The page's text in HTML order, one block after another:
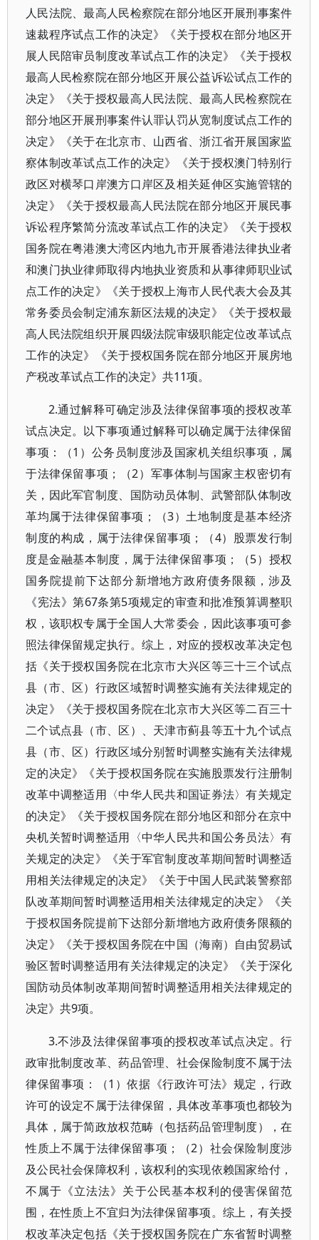
人民法院、最高人民检察院在部分地区开展刑事案件
速裁程序试点工作的决定》《关于授权在部分地区开
展人民陪审员制度改革试点工作的决定》《关于授权
最高人民检察院在部分地区开展公益诉讼试点工作的
决定》《关于授权最高人民法院、最高人民检察院在
部分地区开展刑事案件认罪认罚从宽制度试点工作的
决定》《关于在北京市、山西省、浙江省开展国家监
察体制改革试点工作的决定》《关于授权澳门特别行
政区对横琴口岸澳方口岸区及相关延伸区实施管辖的
决定》《关于授权最高人民法院在部分地区开展民事
诉讼程序繁简分流改革试点工作的决定》《关于授权
国务院在粤港澳大湾区内地九市开展香港法律执业者
和澳门执业律师取得内地执业资质和从事律师职业试
点工作的决定》《关于授权上海市人民代表大会及其
常务委员会制定浦东新区法规的决定》《关于授权最
高人民法院组织开展四级法院审级职能定位改革试点
工作的决定》《关于授权国务院在部分地区开展房地
产税改革试点工作的决定》共11项。
2.通过解释可确定涉及法律保留事项的授权改革
试点决定。以下事项通过解释可以确定属于法律保留
事项：（1）公务员制度涉及国家机关组织事项，属
于法律保留事项；（2）军事体制与国家主权密切有
关，因此军官制度、国防动员体制、武警部队体制改
革均属于法律保留事项；（3）土地制度是基本经济
制度的构成，属于法律保留事项；（4）股票发行制
度是金融基本制度，属于法律保留事项；（5）授权
国务院提前下达部分新增地方政府债务限额，涉及
《宪法》第67条第5项规定的审查和批准预算调整职
权，该职权专属于全国人大常委会，因此该事项可参
照法律保留规定执行。综上，对应的授权改革决定包
括《关于授权国务院在北京市大兴区等三十三个试点
县（市、区）行政区域暂时调整实施有关法律规定的
决定》《关于授权国务院在北京市大兴区等二百三十
二个试点县（市、区）、天津市蓟县等五十九个试点
县（市、区）行政区域分别暂时调整实施有关法律规
定的决定》《关于授权国务院在实施股票发行注册制
改革中调整适用〈中华人民共和国证券法〉有关规定
的决定》《关于授权国务院在部分地区和部分在京中
央机关暂时调整适用〈中华人民共和国公务员法〉有
关规定的决定》《关于军官制度改革期间暂时调整适
用相关法律规定的决定》《关于中国人民武装警察部
队改革期间暂时调整适用相关法律规定的决定》《关
于授权国务院提前下达部分新增地方政府债务限额的
决定》《关于授权国务院在中国（海南）自由贸易试
验区暂时调整适用有关法律规定的决定》《关于深化
国防动员体制改革期间暂时调整适用相关法律规定的
决定》共9项。
3.不涉及法律保留事项的授权改革试点决定。行
政审批制度改革、药品管理、社会保险制度不属于法
律保留事项：（1）依据《行政许可法》规定，行政
许可的设定不属于法律保留，具体改革事项也都较为
具体，属于简政放权范畴（包括药品管理制度），在
性质上不属于法律保留事项；（2）社会保险制度涉
及公民社会保障权利，该权利的实现依赖国家给付，
不属于《立法法》关于公民基本权利的侵害保留范
围，在性质上不宜归为法律保留事项。综上，有关授
权改革决定包括《关于授权国务院在广东省暂时调整